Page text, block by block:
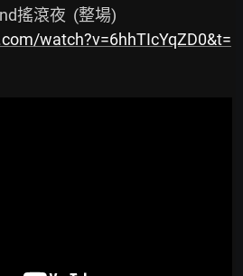
watch?v=6hhTIcYqZD0&t=